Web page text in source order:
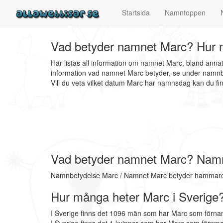
Startsida Namntoppen
Vad betyder namnet Marc? Hur
Här listas all information om namnet Marc, bland
information vad namnet Marc betyder, se under
Vill du veta vilket datum Marc har namnsdag kan du
Vad betyder namnet Marc?
Namnbetydelse Marc / Namnet Marc betyder
Hur många heter Marc i
I Sverige finns det 1096 män som har Marc som